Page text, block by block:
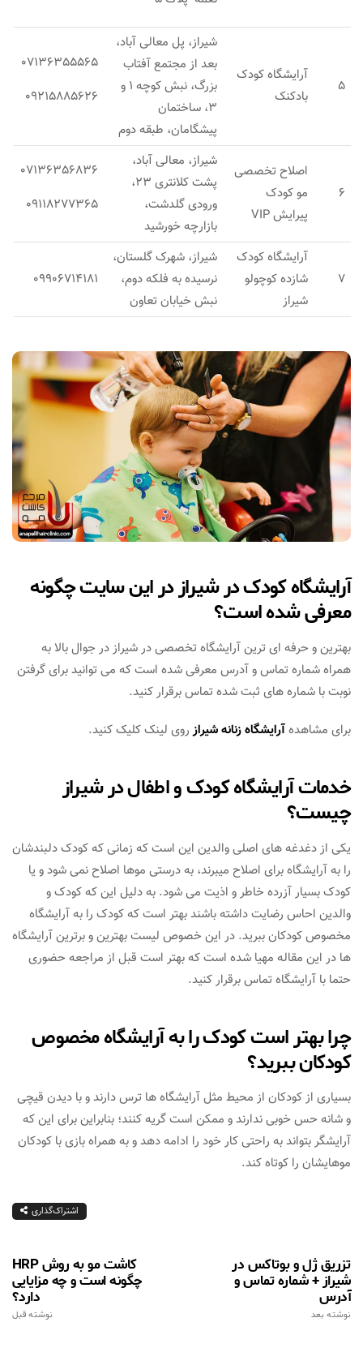
5
آرایشگاه کودک
بادکنک
شیراز، پل معالی آباد،
بعد از مجتمع آفتاب
بزرگ، نبش کوچه 1 و
3، ساختمان
پیشگامان، طبقه دوم
07136355565
09215885626
6
اصلاح تخصصی
مو کودک
پیرایش VIP
شیراز، معالی آباد،
پشت کلانتری 23،
ورودی گلدشت،
بازارچه خورشید
07136356836
09118277365
7
آرایشگاه کودک
شازده کوچولو
شیراز
شیراز، شهرک گلستان،
نرسیده به فلکه دوم،
نبش خیابان تعاون
09906714181
آرایشگاه کودک در شیراز در این سایت چگونه
معرفی شده است؟
بهترین و حرفه ای ترین آرایشگاه تخصصی در شیراز در جوال بالا به
همراه شماره تماس و آدرس معرفی شده است که می توانید برای گرفتن
نوبت با شماره های ثبت شده تماس برقرار کنید.
برای مشاهدهآرایشگاه زنانه شیرازروی لینک کلیک کنید.
خدمات آرایشگاه کودک و اطفال در شیراز
چیست؟
یکی از دغدغه های اصلی والدین این است که زمانی که کودک دلبندشان
را به آرایشگاه برای اصلاح میبرند، به درستی موها اصلاح نمی شود و یا
کودک بسیار آزرده خاطر و اذیت می شود. به دلیل این که کودک و
والدین احاس رضایت داشته باشند بهتر است که کودک را به آرایشگاه
مخصوص کودکان ببرید. در این خصوص لیست بهترین و برترین آرایشگاه
ها در این مقاله مهیا شده است که بهتر است قبل از مراجعه حضوری
حتما با آرایشگاه تماس برقرار کنید.
چرا بهتر است کودک را به آرایشگاه مخصوص
کودکان ببرید؟
بسیاری از کودکان از محیط مثل آرایشگاه ها ترس دارند و با دیدن قیچی
و شانه حس خوبی ندارند و ممکن است گریه کنند؛ بنابراین برای این که
آرایشگر بتواند به راحتی کار خود را ادامه دهد و به همراه بازی با کودکان
موهایشان را کوتاه کند.
اشتراک‌گذاری
کاشت مو به روش HRP
چگونه است و چه مزایایی
دارد؟
نوشته قبل
تزریق ژل و بوتاکس در
شیراز + شماره تماس و
آدرس
نوشته بعد